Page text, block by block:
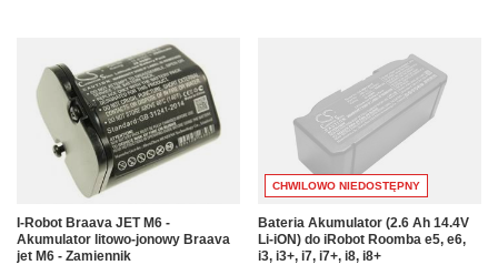
I-Robot Braava JET M6 -
Akumulator litowo-jonowy Braava
jet M6 - Zamiennik
CHWILOWO NIEDOSTĘPNY
Bateria Akumulator (2.6 Ah 14.4V
Li-iON) do iRobot Roomba e5, e6,
i3, i3+, i7, i7+, i8, i8+